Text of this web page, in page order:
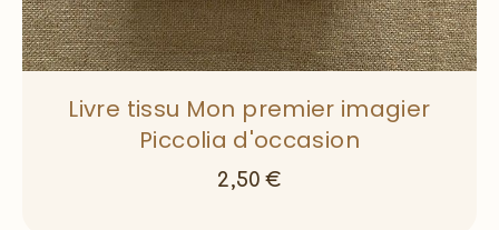
Livre tissu Mon premier imagier
Piccolia d'occasion
2,50 €